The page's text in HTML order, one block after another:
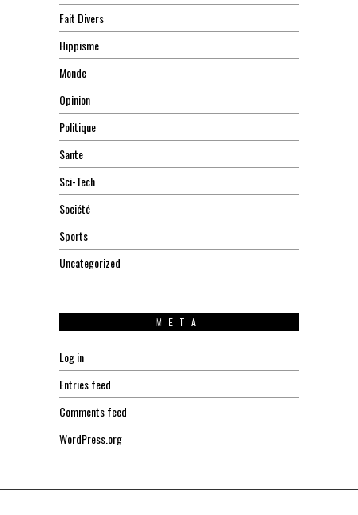
Fait Divers
Hippisme
Monde
Opinion
Politique
Sante
Sci-Tech
Société
Sports
Uncategorized
META
Log in
Entries feed
Comments feed
WordPress.org